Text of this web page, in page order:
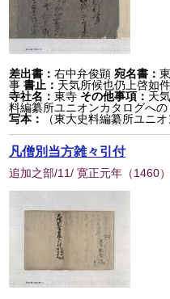
差出書：右中弁俊顕 宛名書：
事 書止： 天気所候也仍上啓如件
寺社名：東寺 その他事項： 天
料編纂所ユニオンカタログへの
写本：
（東大史料編纂所ユニ
凡僧別当方雑々引付
追加之部/11/ 寛正元年 （1460